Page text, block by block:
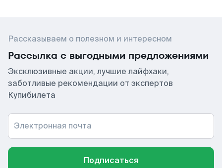
Рассказываем о полезном и интересном
Рассылка с выгодными предложениями
Эксклюзивные акции, лучшие лайфхаки,
заботливые рекомендации от экспертов
Купибилета
Электронная почта
Подписаться